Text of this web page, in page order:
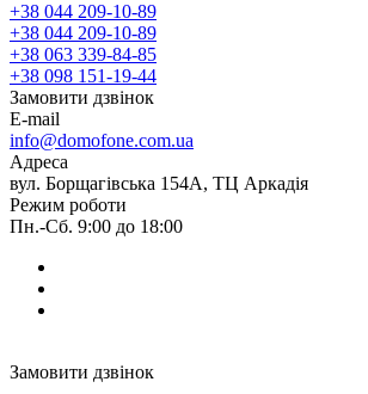
+38 044 209-10-89
+38 044 209-10-89
+38 063 339-84-85
+38 098 151-19-44
Замовити дзвінок
E-mail
info@domofone.com.ua
Адреса
вул. Борщагівська 154А, ТЦ Аркадія
Режим роботи
Пн.-Сб. 9:00 до 18:00
Замовити дзвінок